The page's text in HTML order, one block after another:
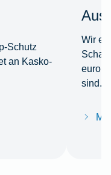
Schutz
an Kasko-
Wir
sind.